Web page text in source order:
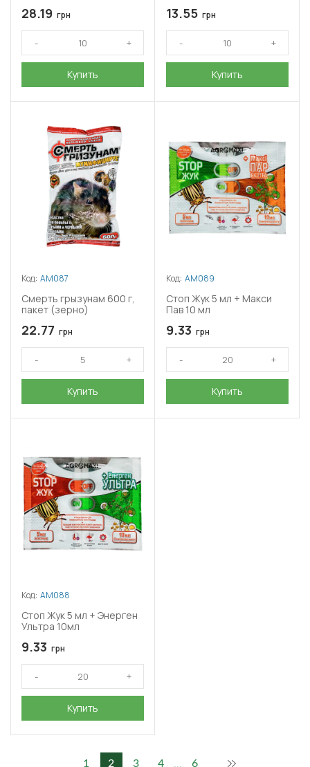
28.19 грн
Купить
13.55 грн
Купить
Код: АМ087
Смерть грызунам 600 г,
пакет (зерно)
22.77 грн
Купить
Код: АМ089
Стоп Жук 5 мл + Макси
Пав 10 мл
9.33 грн
Купить
Код: АМ088
Стоп Жук 5 мл + Энерген
Ультра 10мл
9.33 грн
Купить
1 2 3 4 ... 6